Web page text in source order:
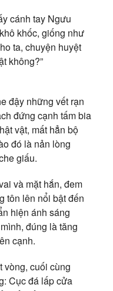
cánh tay Ngưu
khốc, giống như
ta, chuyện huyệt
không?”
đậy những vết rạn
đứng cạnh tấm bia
vật, mất hẳn bộ
đó là nản lòng
giấu.
và mặt hắn, đem
tôn lên nổi bật đến
hiện ánh sáng
đúng là tăng
cạnh.
vòng, cuối cùng
Cục đá lấp cửa